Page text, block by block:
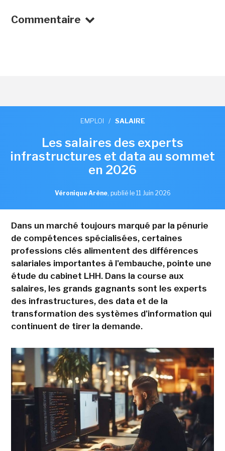
Commentaire
EMPLOI / SALAIRE
Les salaires des experts
infrastructures et data au sommet
en 2026
Véronique Arène, publié le 11 Juin 2026
Dans un marché toujours marqué par la pénurie
de compétences spécialisées, certaines
professions clés alimentent des différences
salariales importantes à l'embauche, pointe une
étude du cabinet LHH. Dans la course aux
salaires, les grands gagnants sont les experts
des infrastructures, des data et de la
transformation des systèmes d'information qui
continuent de tirer la demande.